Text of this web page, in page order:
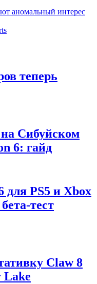
аномальный интерес
теперь
Сибуйском
6: гайд
для PS5 и Xbox
тест
Claw 8
Lake